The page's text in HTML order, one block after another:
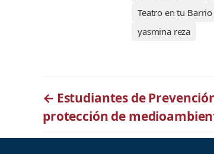
Teatro en tu Barrio
yasmina reza
← Estudiantes de
protección de